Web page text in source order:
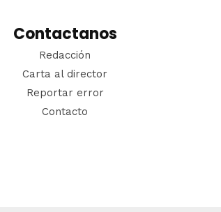
Contactanos
Redacción
Carta al director
Reportar error
Contacto